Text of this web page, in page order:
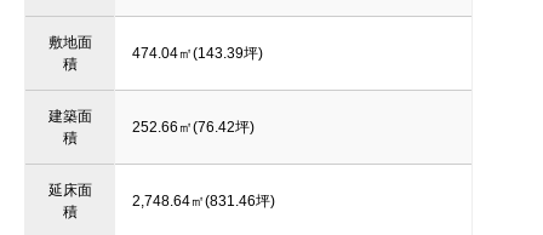
敷地面
積
474.04㎡(143.39坪)
建築面
積
252.66㎡(76.42坪)
延床面
積
2,748.64㎡(831.46坪)